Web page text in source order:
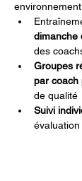
dimanche
des
Groupes
par coach
de qualité
Suivi